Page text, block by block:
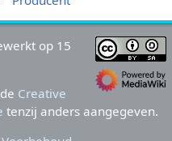
op 15
Creative
tenzij anders aangegeven.